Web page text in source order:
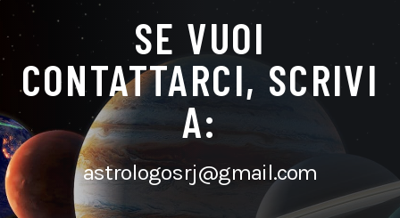
SE VUOI
CONTATTARCI, SCRIVI
A:
astrologosrj@gmail.com